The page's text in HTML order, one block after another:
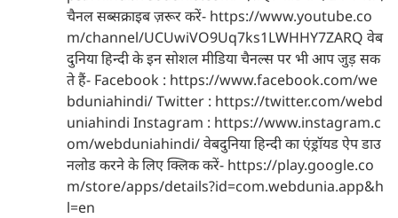
चैनल सब्सक्राइब ज़रूर करें- https://www.youtube.co
m/channel/UCUwiVO9Uq7ks1LWHHY7ZARQ वेब
दुनिया हिन्दी के इन सोशल मीडिया चैनल्स पर भी आप जुड़ सक
ते हैं- Facebook : https://www.facebook.com/we
bduniahindi/ Twitter : https://twitter.com/webd
uniahindi Instagram : https://www.instagram.c
om/webduniahindi/ वेबदुनिया हिन्दी का एंड्रॉयड ऐप डाउ
नलोड करने के लिए क्लिक करें- https://play.google.co
m/store/apps/details?id=com.webdunia.app&h
l=en